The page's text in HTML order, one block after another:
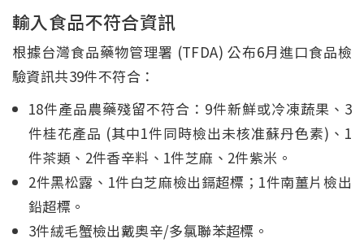
輸入食品不符合資訊
根據台灣食品藥物管理署 (TFDA) 公布6月進口食品檢
驗資訊共39件不符合：
18件產品農藥殘留不符合：9件新鮮或冷凍蔬果、3
件桂花產品 (其中1件同時檢出未核准蘇丹色素)、1
件茶類、2件香辛料、1件芝麻、2件紫米。
2件黑松露、1件白芝麻檢出鎘超標；1件南薑片檢出
鉛超標。
3件絨毛蟹檢出戴奧辛/多氯聯苯超標。